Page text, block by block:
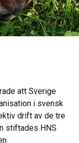
att Sverige
i svensk
drift av de tre
stiftades HNS